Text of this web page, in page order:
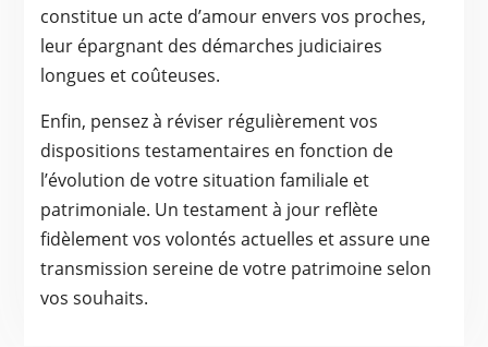
constitue un acte d’amour envers vos proches,
leur épargnant des démarches judiciaires
longues et coûteuses.
Enfin, pensez à réviser régulièrement vos
dispositions testamentaires en fonction de
l’évolution de votre situation familiale et
patrimoniale. Un testament à jour reflète
fidèlement vos volontés actuelles et assure une
transmission sereine de votre patrimoine selon
vos souhaits.